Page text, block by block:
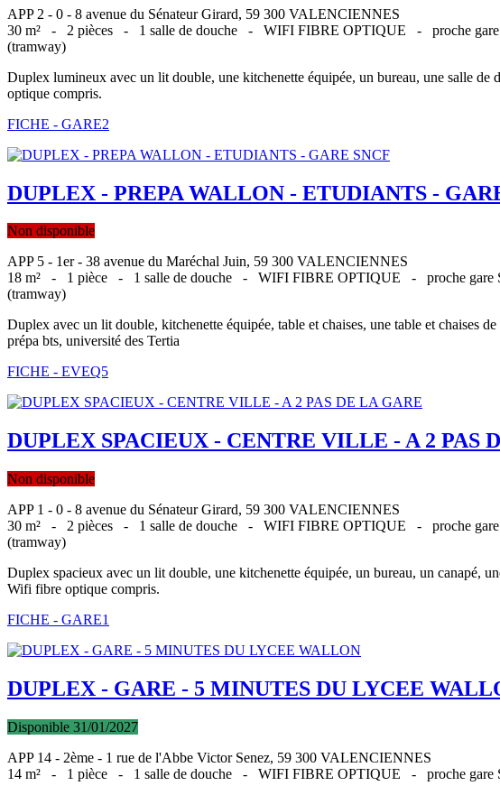
APP 2 - 0 - 8 avenue du Sénateur Girard, 59 300 VALENCIENNES
30 m² - 2 pièces - 1 salle de douche - WIFI FIBRE OPTIQUE - proche
(tramway)
Duplex lumineux avec un lit double, une kitchenette équipée, un bureau, une salle
optique compris.
FICHE - GARE2
DUPLEX - PREPA WALLON - ETUDIANTS -
Non disponible
APP 5 - 1er - 38 avenue du Maréchal Juin, 59 300 VALENCIENNES
18 m² - 1 pièce - 1 salle de douche - WIFI FIBRE OPTIQUE - proche
(tramway)
Duplex avec un lit double, kitchenette équipée, table et chaises, une table et chaises
prépa bts, université des Tertia
FICHE - EVEQ5
DUPLEX SPACIEUX - CENTRE VILLE - A 2 PAS
Non disponible
APP 1 - 0 - 8 avenue du Sénateur Girard, 59 300 VALENCIENNES
30 m² - 2 pièces - 1 salle de douche - WIFI FIBRE OPTIQUE - proche
(tramway)
Duplex spacieux avec un lit double, une kitchenette équipée, un bureau, un canapé,
Wifi fibre optique compris.
FICHE - GARE1
DUPLEX - GARE - 5 MINUTES DU LYCEE
Disponible 31/01/2027
APP 14 - 2ème - 1 rue de l'Abbe Victor Senez, 59 300 VALENCIENNES
14 m² - 1 pièce - 1 salle de douche - WIFI FIBRE OPTIQUE - proche